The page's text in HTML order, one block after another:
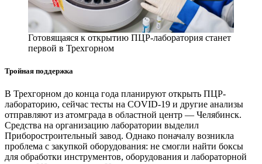
Готовящаяся к открытию ПЦР-лаборатория станет
первой в Трехгорном
Тройная поддержка
В Трехгорном до конца года планируют открыть ПЦР-
лабораторию, сейчас тесты на COVID-19 и другие анализы
отправляют из атомграда в областной центр — ​Челябинск.
Средства на организацию лаборатории выделил
Приборостроительный завод. Однако поначалу возникла
проблема с закупкой оборудования: не смогли найти боксы
для обработки инструментов, оборудования и лабораторной